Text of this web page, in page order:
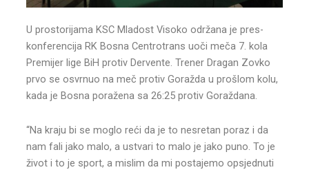
U prostorijama KSC Mladost Visoko održana je pres-
konferencija RK Bosna Centrotrans uoči meča 7. kola
Premijer lige BiH protiv Dervente. Trener Dragan Zovko
prvo se osvrnuo na meč protiv Goražda u prošlom kolu,
kada je Bosna poražena sa 26:25 protiv Goraždana.
“Na kraju bi se moglo reći da je to nesretan poraz i da
nam fali jako malo, a ustvari to malo je jako puno. To je
život i to je sport, a mislim da mi postajemo opsjednuti